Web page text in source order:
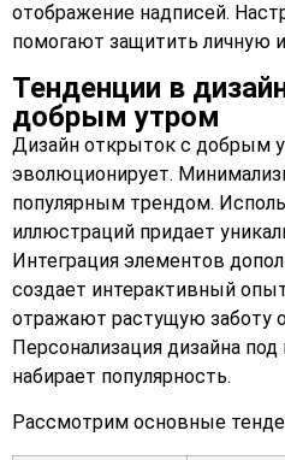
отображение надписей.
помогают защитить личную
Тенденции в
добрым утром
Дизайн открыток с добрым
эволюционирует.
популярным трендом.
иллюстраций придает
Интеграция элементов
создает интерактивный
отражают растущую заботу
Персонализация дизайна под
набирает популярность.
Рассмотрим основные